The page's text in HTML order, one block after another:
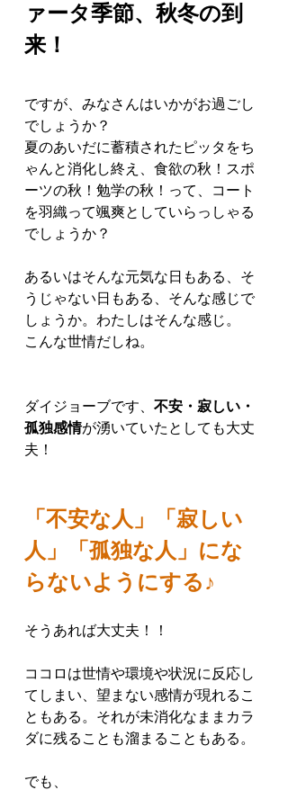
ァータ季節、秋冬の到
来！
ですが、みなさんはいかがお過ごし
でしょうか？
夏のあいだに蓄積されたピッタをち
ゃんと消化し終え、食欲の秋！スポ
ーツの秋！勉学の秋！って、コート
を羽織って颯爽としていらっしゃる
でしょうか？
あるいはそんな元気な日もある、そ
うじゃない日もある、そんな感じで
しょうか。わたしはそんな感じ。
こんな世情だしね。
ダイジョーブです、 不安・寂しい・
孤独感情が湧いていたとしても大丈
夫！
「不安な人」「寂しい
人」「孤独な人」にな
らないようにする♪
そうあれば大丈夫！！
ココロは世情や環境や状況に反応し
てしまい、望まない感情が現れるこ
ともある。それが未消化なままカラ
ダに残ることも溜まることもある。
でも、